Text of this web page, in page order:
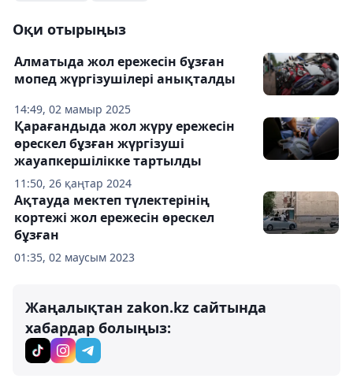
Оқи отырыңыз
14:49, 02 мамыр 2025
Алматыда жол ережесін бұзған
мопед жүргізушілері анықталды
11:50, 26 қаңтар 2024
Қарағандыда жол жүру ережесін
өрескел бұзған жүргізуші
жауапкершілікке тартылды
01:35, 02 маусым 2023
Ақтауда мектеп түлектерінің
кортежі жол ережесін өрескел
бұзған
Жаңалықтан zakon.kz сайтында
хабардар болыңыз: